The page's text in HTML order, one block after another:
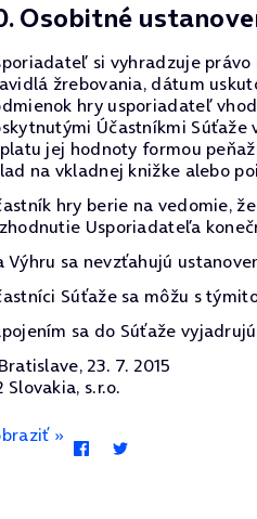
Osobitné
si vyhradzuje
žrebovania, dátum
hry usporiadateľ
Účastníkmi Súťaže
jej hodnoty formou
na vkladnej knižke alebo
hry berie na vedomie,
Usporiadateľa
Výhru sa nevzťahujú
Súťaže sa môžu s
sa do Súťaže
23. 7. 2015
Slovakia, s.r.o.
»